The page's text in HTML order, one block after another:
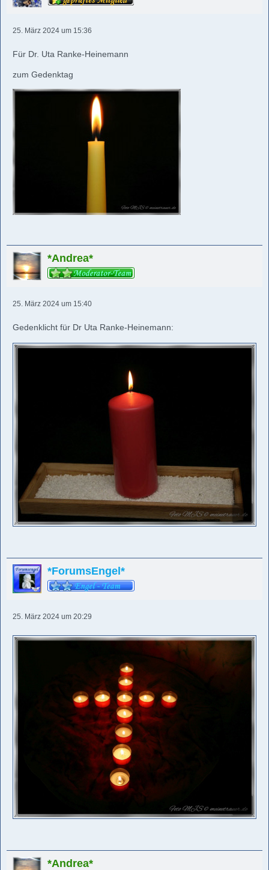
25. März 2024 um 15:36
Für Dr. Uta Ranke-Heinemann
zum Gedenktag
*Andrea*
25. März 2024 um 15:40
Gedenklicht für Dr Uta Ranke-Heinemann:
*ForumsEngel*
25. März 2024 um 20:29
*Andrea*